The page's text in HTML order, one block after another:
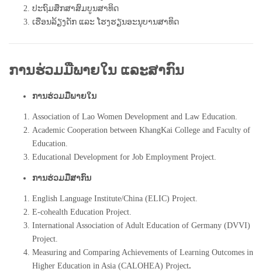
ປະຖົມສຶກສາສົມບູນສາທິດ
ເຮືອນລ້ຽງດັກ ແລະ ໂຮງຮຽນອະນຸບານສາທິດ
ການຮ່ວມມືພາຍໃນ ແລະສາກົນ
ການຮ່ວມມືພາຍໃນ
Association of Lao Women Development and Law Education.
Academic Cooperation between KhangKai College and Faculty of
Education.
Educational Development for Job Employment Project.
ການຮ່ວມມືສາກົນ
English Language Institute/China (ELIC) Project.
E-cohealth Education Project.
International Association of Adult Education of Germany (DVVI)
Project.
Measuring and Comparing Achievements of Learning Outcomes in
Higher Education in Asia (CALOHEA) Project.